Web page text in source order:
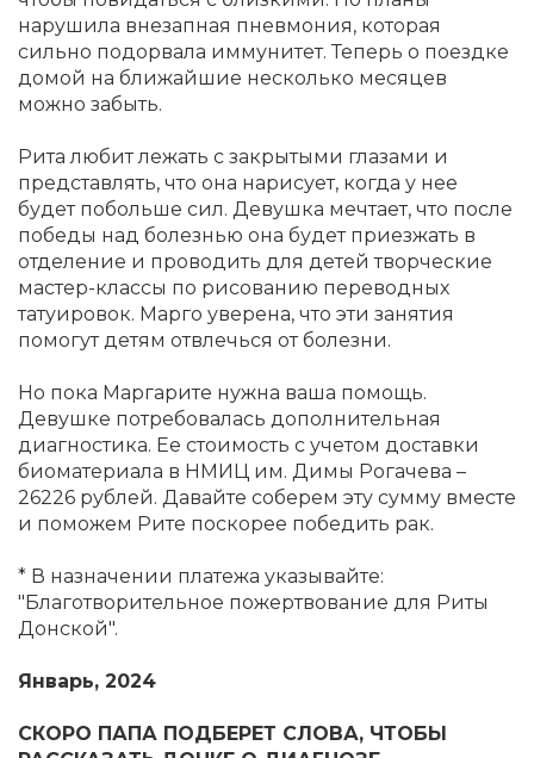
нарушила внезапная пневмония, которая
сильно подорвала иммунитет. Теперь о поездке
домой на ближайшие несколько месяцев
можно забыть.
Рита любит лежать с закрытыми глазами и
представлять, что она нарисует, когда у нее
будет побольше сил. Девушка мечтает, что после
победы над болезнью она будет приезжать в
отделение и проводить для детей творческие
мастер-классы по рисованию переводных
татуировок. Марго уверена, что эти занятия
помогут детям отвлечься от болезни.
Но пока Маргарите нужна ваша помощь.
Девушке потребовалась дополнительная
диагностика. Ее стоимость с учетом доставки
биоматериала в НМИЦ им. Димы Рогачева –
26226 рублей. Давайте соберем эту сумму вместе
и поможем Рите поскорее победить рак.
* В назначении платежа указывайте:
"Благотворительное пожертвование для Риты
Донской".
Январь, 2024
СКОРО ПАПА ПОДБЕРЕТ СЛОВА, ЧТОБЫ